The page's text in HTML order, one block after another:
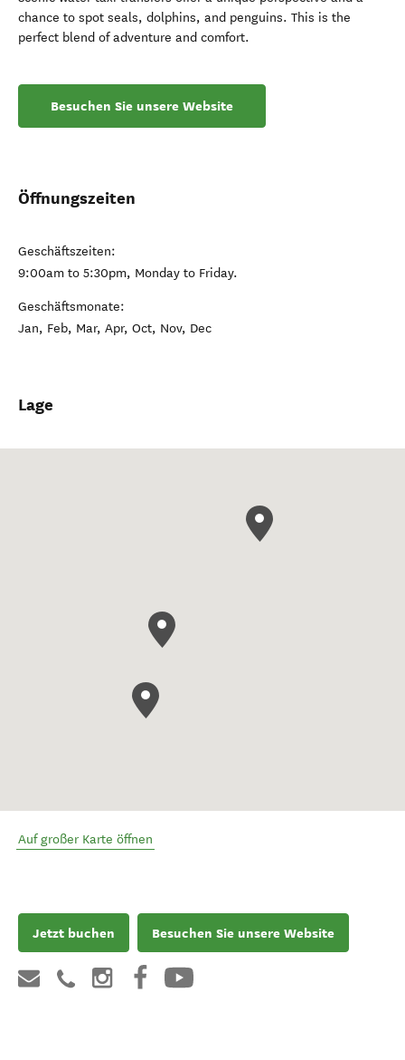
chance to spot seals, dolphins, and penguins. This is the
perfect blend of adventure and comfort.
Besuchen Sie unsere Website
Öffnungszeiten
Geschäftszeiten:
9:00am to 5:30pm, Monday to Friday.
Geschäftsmonate:
Jan, Feb, Mar, Apr, Oct, Nov, Dec
Lage
Auf großer Karte öffnen
Jetzt buchen Besuchen Sie unsere Website